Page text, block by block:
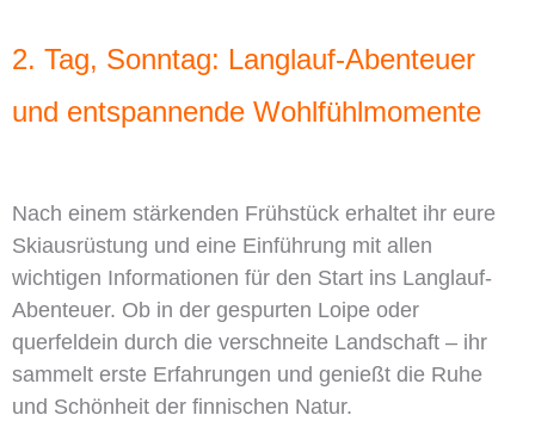
2. Tag, Sonntag: Langlauf-Abenteuer
und entspannende Wohlfühlmomente
Nach einem stärkenden Frühstück erhaltet ihr eure
Skiausrüstung und eine Einführung mit allen
wichtigen Informationen für den Start ins Langlauf-
Abenteuer. Ob in der gespurten Loipe oder
querfeldein durch die verschneite Landschaft – ihr
sammelt erste Erfahrungen und genießt die Ruhe
und Schönheit der finnischen Natur.